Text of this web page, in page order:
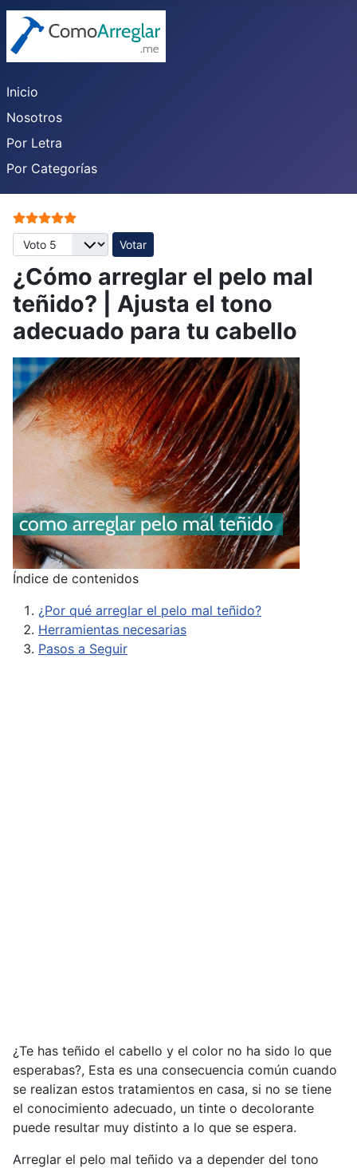
Inicio
Nosotros
Por Letra
Por Categorías
Ratio:5/5
Por favor, vote
¿Cómo arreglar el pelo mal
teñido? | Ajusta el tono
adecuado para tu cabello
Índice de contenidos
¿Por qué arreglar el pelo mal teñido?
Herramientas necesarias
Pasos a Seguir
¿Te has teñido el cabello y el color no ha sido lo que
esperabas?, Esta es una consecuencia común cuando
se realizan estos tratamientos en casa, si no se tiene
el conocimiento adecuado, un tinte o decolorante
puede resultar muy distinto a lo que se espera.
Arreglar el pelo mal teñido va a depender del tono